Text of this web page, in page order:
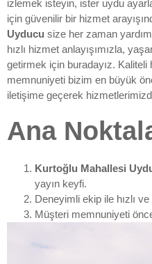
izlemek isteyin, ister uydu
için güvenilir bir hizmet
Uyducu size her zaman
hızlı hizmet anlayışımızla,
getirmek için buradayız. Kaliteli
memnuniyeti bizim en büyük
iletişime geçerek
Ana
Kurtoğlu Mahallesi
yayın keyfi.
Deneyimli ekip ile hızlı
Müşteri memnuniyeti